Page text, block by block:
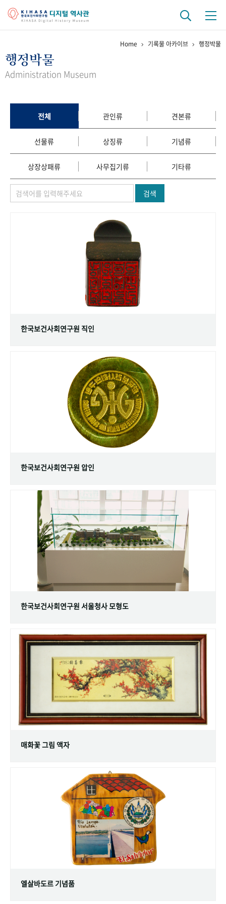
걸어온 길 기관 변천사
정책과 연구 키워드로 보는 연구 역사
연구자들
간행물 변천사
기록물 아카이브
사진 아카이브 문서 기록물 행정박물 영상 기록물
숫자로 보는 50년 50+1
Home 기록물 아카이브 행정박물
행정박물
Administration Museum
전체 관인류 견본류
선물류 상징류 기념류
상장상패류 사무집기류 기타류
검색
한국보건사회연구원 직인
한국보건사회연구원 압인
한국보건사회연구원 서울청사 모형도
매화꽃 그림 액자
엘살바도르 기념품